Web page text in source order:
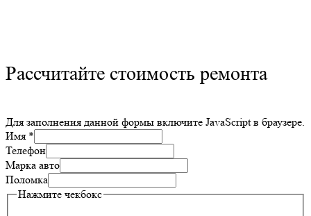
Рассчитайте стоимость ремонта
Для заполнения данной формы включите JavaScript в браузере.
Имя *
Телефон
Марка авто
Поломка
Нажмите чекбокс